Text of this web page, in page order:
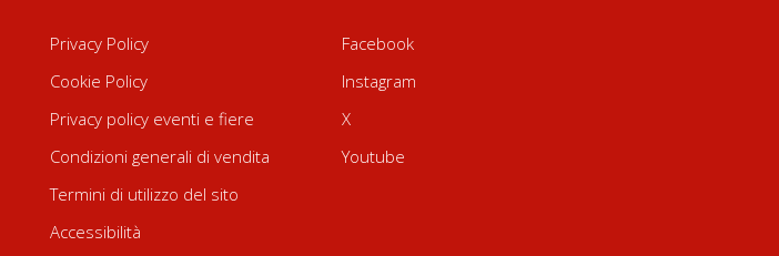
Privacy Policy
Cookie Policy
Privacy policy eventi e fiere
Condizioni generali di vendita
Termini di utilizzo del sito
Accessibilità
Facebook
Instagram
X
Youtube